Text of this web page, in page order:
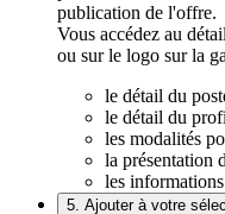
publication de l'offre.
Vous accédez au
ou sur le logo sur la
le détail du
le détail du
les modalités
la présentation
les
5. Ajouter à votre